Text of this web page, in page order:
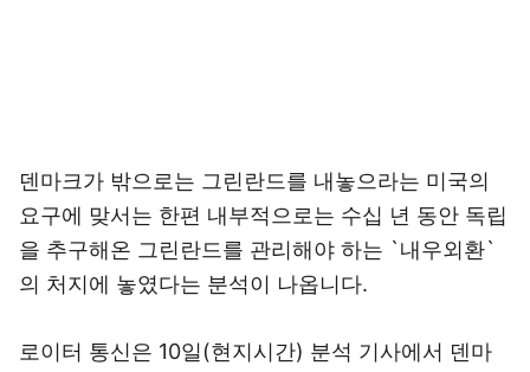
덴마크가 밖으로는 그린란드를 내놓으라는 미국의
요구에 맞서는 한편 내부적으로는 수십 년 동안 독립
을 추구해온 그린란드를 관리해야 하는 `내우외환`
의 처지에 놓였다는 분석이 나옵니다.
로이터 통신은 10일(현지시간) 분석 기사에서 덴마